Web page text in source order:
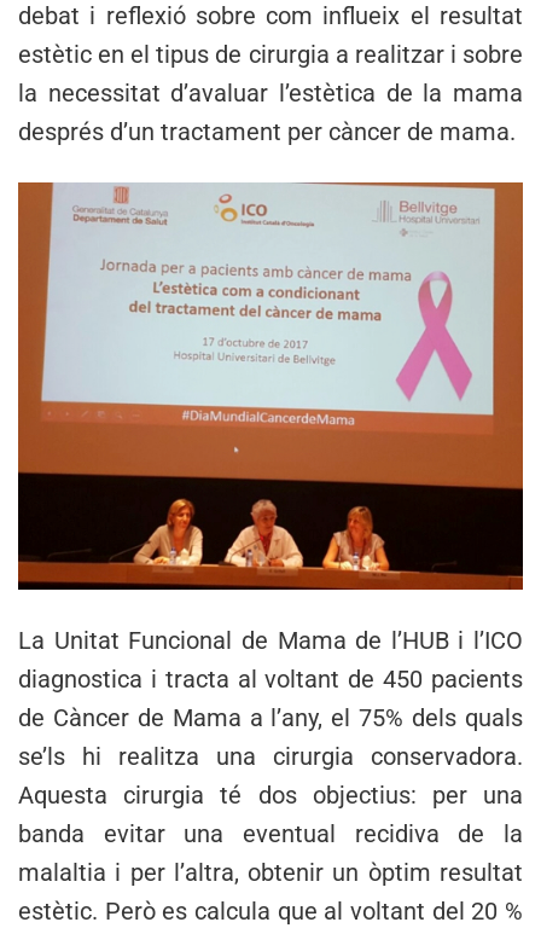
debat i reflexió sobre com influeix el resultat
estètic en el tipus de cirurgia a realitzar i sobre
la necessitat d’avaluar l’estètica de la mama
després d’un tractament per càncer de mama.
La Unitat Funcional de Mama de l’HUB i l’ICO
diagnostica i tracta al voltant de 450 pacients
de Càncer de Mama a l’any, el 75% dels quals
se’ls hi realitza una cirurgia conservadora.
Aquesta cirurgia té dos objectius: per una
banda evitar una eventual recidiva de la
malaltia i per l’altra, obtenir un òptim resultat
estètic. Però es calcula que al voltant del 20 %